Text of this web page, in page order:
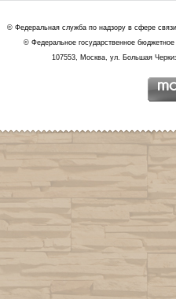
© Федеральная служба по надзору в сфере
© Федеральное государственное
107553, Москва, ул. Большая